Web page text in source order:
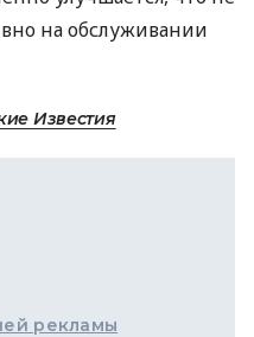
на обслуживании
Известия
рекламы